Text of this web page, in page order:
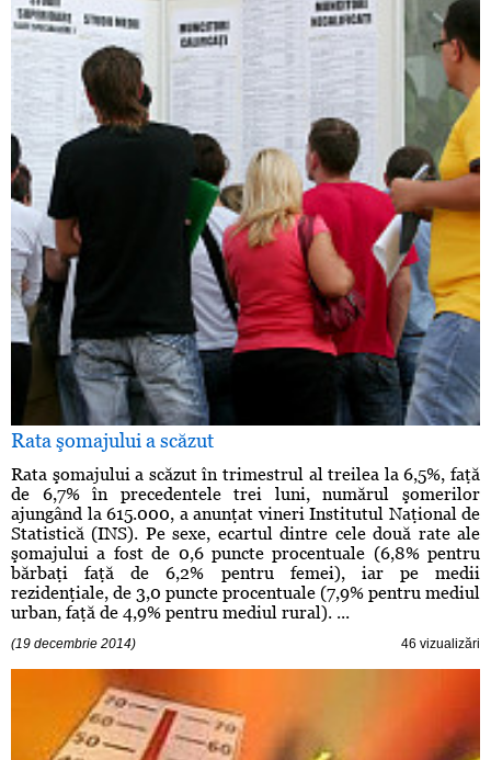
Rata şomajului a scăzut
Rata şomajului a scăzut în trimestrul al treilea la 6,5%, faţă
de 6,7% în precedentele trei luni, numărul şomerilor
ajungând la 615.000, a anunţat vineri Institutul Naţional de
Statistică (INS). Pe sexe, ecartul dintre cele două rate ale
şomajului a fost de 0,6 puncte procentuale (6,8% pentru
bărbaţi faţă de 6,2% pentru femei), iar pe medii
rezidenţiale, de 3,0 puncte procentuale (7,9% pentru mediul
urban, faţă de 4,9% pentru mediul rural). ...
(19 decembrie 2014) 46 vizualizări